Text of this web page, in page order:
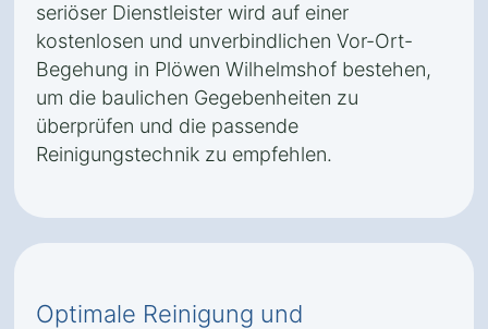
seriöser Dienstleister wird auf einer
kostenlosen und unverbindlichen Vor-Ort-
Begehung in Plöwen Wilhelmshof bestehen,
um die baulichen Gegebenheiten zu
überprüfen und die passende
Reinigungstechnik zu empfehlen.
Optimale Reinigung und